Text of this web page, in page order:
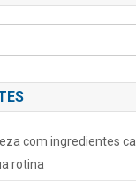
com ingredientes
rotina